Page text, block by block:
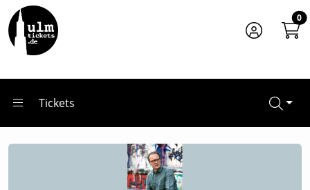
Zum Hauptinhalt springen 0
Tickets
Startseite
Tickets
René Sydow "Sie dürfen sich wieder setzen"